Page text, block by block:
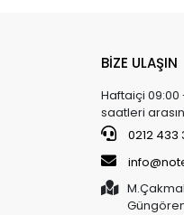
BİZE ULAŞIN
Haftaiçi 09:00
saatleri
0212 433